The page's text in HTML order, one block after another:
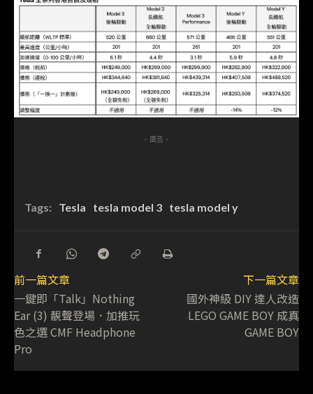
- 廣告 -
Tags: Tesla tesla model 3 tesla model y
前一篇文章
一鍵即「Talk」Nothing
Ear (3) 靚聲登場．加推玩
色之選 CMF Headphone
Pro
下一篇文章
國外神級 DIY 達人改造
LEGO GAME BOY 成真
GAME BOY